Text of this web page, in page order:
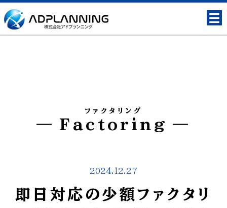
ファクタリング
Factoring
2024.12.27
即日対応の少額ファクタリ